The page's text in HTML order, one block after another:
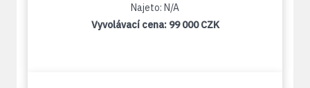
Najeto: N/A
Vyvolávací cena: 99 000 CZK